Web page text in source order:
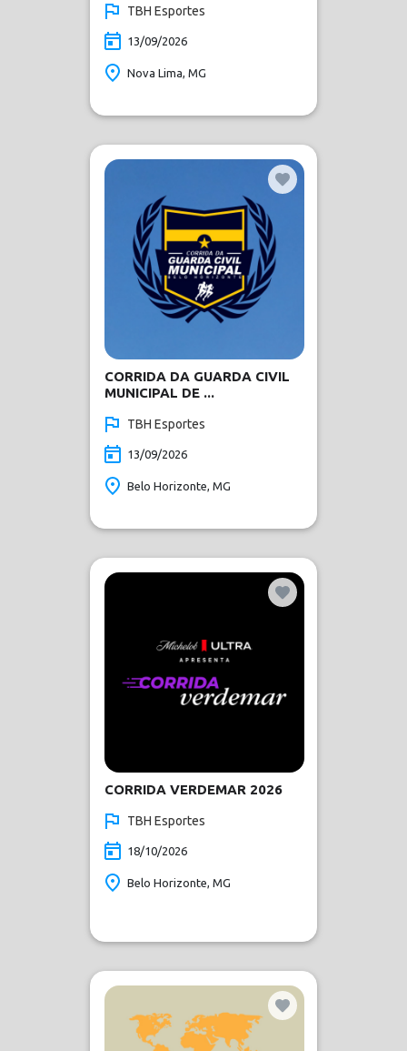
TBH Esportes
13/09/2026
Nova Lima, MG
CORRIDA DA GUARDA CIVIL
MUNICIPAL DE ...
TBH Esportes
13/09/2026
Belo Horizonte, MG
CORRIDA VERDEMAR 2026
TBH Esportes
18/10/2026
Belo Horizonte, MG